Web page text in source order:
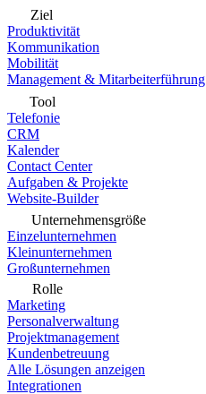
Ziel
Produktivität
Kommunikation
Mobilität
Management & Mitarbeiterführung
Tool
Telefonie
CRM
Kalender
Contact Center
Aufgaben & Projekte
Website-Builder
Unternehmensgröße
Einzelunternehmen
Kleinunternehmen
Großunternehmen
Rolle
Marketing
Personalverwaltung
Projektmanagement
Kundenbetreuung
Alle Lösungen anzeigen
Integrationen